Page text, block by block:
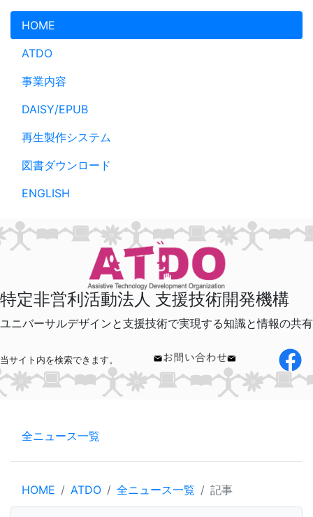
メインコンテンツへスキップ
HOME
ATDO
事業内容
DAISY/EPUB
再生製作システム
図書ダウンロード
ENGLISH
特定非営利活動法人 支援技術開発機構
ユニバーサルデザインと支援技術で実現する知識と情報の共有
当サイト内を検索できます。
全ニュース一覧
HOME ATDO 全ニュース一覧 記事